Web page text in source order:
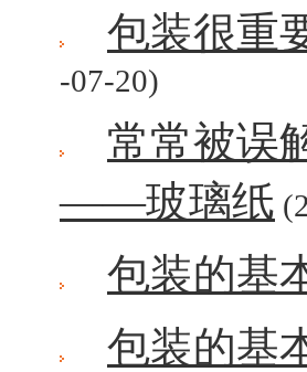
包装很重
-07-20)
常常被误
——玻璃纸
包装的基
包装的基